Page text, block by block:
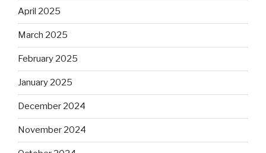
April 2025
March 2025
February 2025
January 2025
December 2024
November 2024